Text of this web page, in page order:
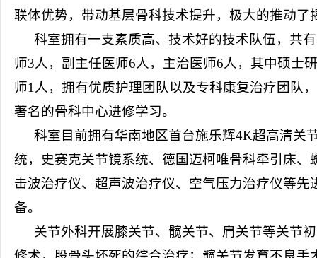
联体优势，带动基层骨科技术提升，极大的推动了
科室拥有一支素质高、技术好的技术队伍，共
师3人， 副主任医师6人， 主治医师6人， 其中硕士
师1人，拥有优质护理团队以及专科康复治疗团队
著名的骨科中心进修学习。
科室目前拥有华南地区首台施乐辉4K超高清关
统，史赛克关节镜系统、德国迈柯唯骨科牵引床、
击波治疗仪、超声波治疗仪、空气压力治疗仪等先
备。
关节外科开展膝关节、髋关节、肩关节等关节